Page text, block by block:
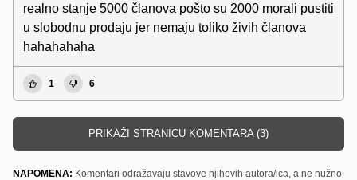
realno stanje 5000 članova pošto su 2000 morali pustiti
u slobodnu prodaju jer nemaju toliko živih članova
hahahahaha
1 6
PRIKAŽI STRANICU KOMENTARA (3)
NAPOMENA: Komentari odražavaju stavove njihovih autora/ica, a ne nužno